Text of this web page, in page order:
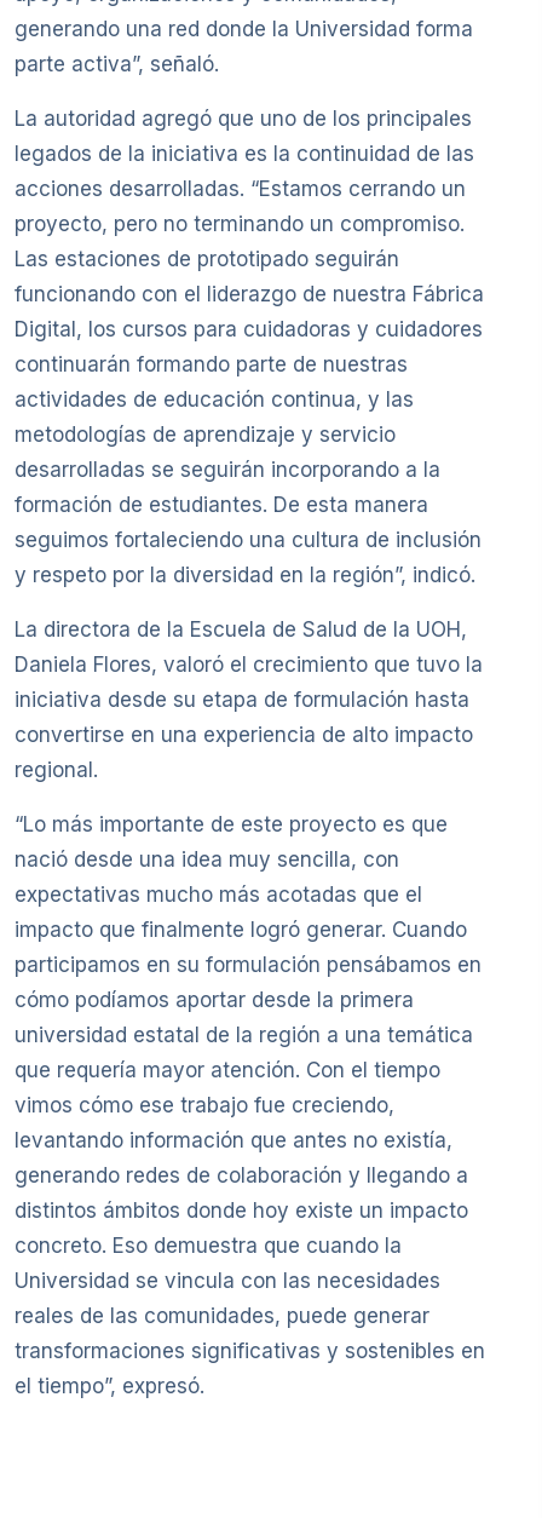
generando una red donde la Universidad forma
parte activa”, señaló.
La autoridad agregó que uno de los principales
legados de la iniciativa es la continuidad de las
acciones desarrolladas. “Estamos cerrando un
proyecto, pero no terminando un compromiso.
Las estaciones de prototipado seguirán
funcionando con el liderazgo de nuestra Fábrica
Digital, los cursos para cuidadoras y cuidadores
continuarán formando parte de nuestras
actividades de educación continua, y las
metodologías de aprendizaje y servicio
desarrolladas se seguirán incorporando a la
formación de estudiantes. De esta manera
seguimos fortaleciendo una cultura de inclusión
y respeto por la diversidad en la región”, indicó.
La directora de la Escuela de Salud de la UOH,
Daniela Flores, valoró el crecimiento que tuvo la
iniciativa desde su etapa de formulación hasta
convertirse en una experiencia de alto impacto
regional.
“Lo más importante de este proyecto es que
nació desde una idea muy sencilla, con
expectativas mucho más acotadas que el
impacto que finalmente logró generar. Cuando
participamos en su formulación pensábamos en
cómo podíamos aportar desde la primera
universidad estatal de la región a una temática
que requería mayor atención. Con el tiempo
vimos cómo ese trabajo fue creciendo,
levantando información que antes no existía,
generando redes de colaboración y llegando a
distintos ámbitos donde hoy existe un impacto
concreto. Eso demuestra que cuando la
Universidad se vincula con las necesidades
reales de las comunidades, puede generar
transformaciones significativas y sostenibles en
el tiempo”, expresó.